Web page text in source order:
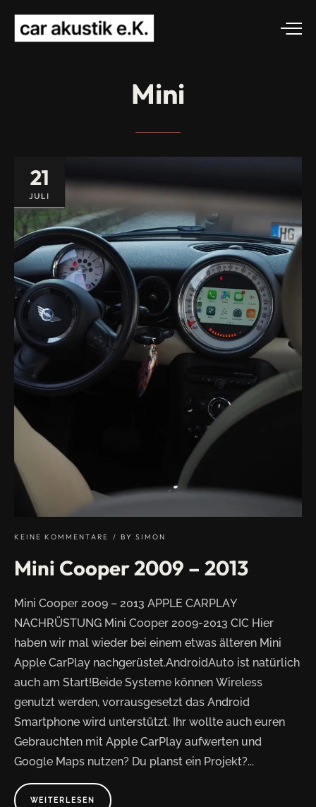
Mini
21
JULI
KEINE KOMMENTARE BY SIMON
Mini Cooper 2009 – 2013
Mini Cooper 2009 – 2013 APPLE CARPLAY
NACHRÜSTUNG Mini Cooper 2009-2013 CIC Hier
haben wir mal wieder bei einem etwas älteren Mini
Apple CarPlay nachgerüstet.AndroidAuto ist natürlich
auch am Start!Beide Systeme können Wireless
genutzt werden, vorrausgesetzt das Android
Smartphone wird unterstützt. Ihr wollte auch euren
Gebrauchten mit Apple CarPlay aufwerten und
Google Maps nutzen? Du planst ein Projekt?...
WEITERLESEN